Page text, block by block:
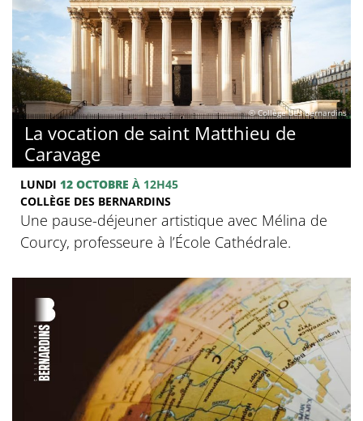
© Collège des Bernardins
La vocation de saint Matthieu de
Caravage
LUNDI 12 OCTOBRE À 12H45
COLLÈGE DES BERNARDINS
Une pause-déjeuner artistique avec Mélina de
Courcy, professeure à l’École Cathédrale.